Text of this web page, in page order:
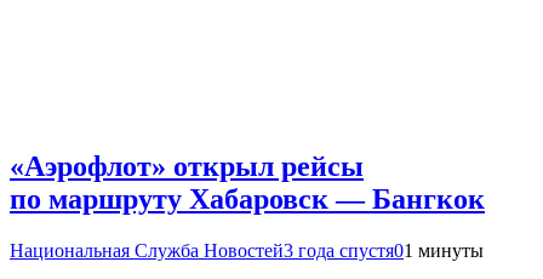
«Аэрофлот» открыл рейсы
по маршруту Хабаровск — Бангкок
Национальная Служба Новостей3 года спустя01 минуты